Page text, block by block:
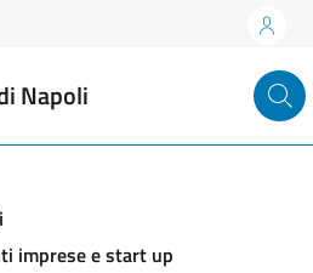
Napoli
imprese e start up